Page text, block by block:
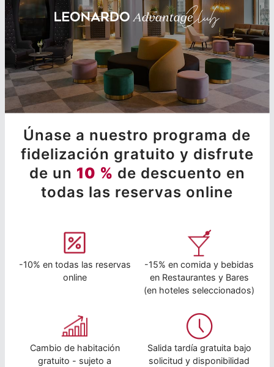
Únase a nuestro programa de
fidelización gratuito y disfrute
de un 10 % de descuento en
todas las reservas online
-10% en todas las reservas
online
-15% en comida y bebidas
en Restaurantes y Bares
(en hoteles seleccionados)
Cambio de habitación
gratuito - sujeto a
Salida tardía gratuita bajo
solicitud y disponibilidad